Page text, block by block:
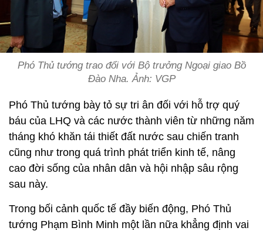
Phó Thủ tướng trao đổi với Bộ trưởng Ngoại giao Bồ
Đào Nha. Ảnh: VGP
Phó Thủ tướng bày tỏ sự tri ân đối với hỗ trợ quý
báu của LHQ và các nước thành viên từ những năm
tháng khó khăn tái thiết đất nước sau chiến tranh
cũng như trong quá trình phát triển kinh tế, nâng
cao đời sống của nhân dân và hội nhập sâu rộng
sau này.
Trong bối cảnh quốc tế đầy biến động, Phó Thủ
tướng Phạm Bình Minh một lần nữa khẳng định vai